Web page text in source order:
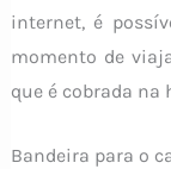
internet, é
momento de
que é cobrada na
Bandeira para o